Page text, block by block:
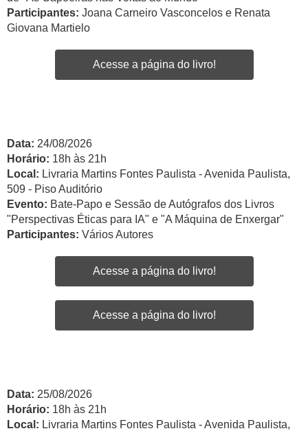
Participantes: Joana Carneiro Vasconcelos e Renata
Giovana Martielo
Acesse a página do livro!
Data: 24/08/2026
Horário: 18h às 21h
Local: Livraria Martins Fontes Paulista - Avenida Paulista,
509 - Piso Auditório
Evento: Bate-Papo e Sessão de Autógrafos dos Livros
"Perspectivas Éticas para IA" e "A Máquina de Enxergar"
Participantes: Vários Autores
Acesse a página do livro!
Acesse a página do livro!
Data: 25/08/2026
Horário: 18h às 21h
Local: Livraria Martins Fontes Paulista - Avenida Paulista,